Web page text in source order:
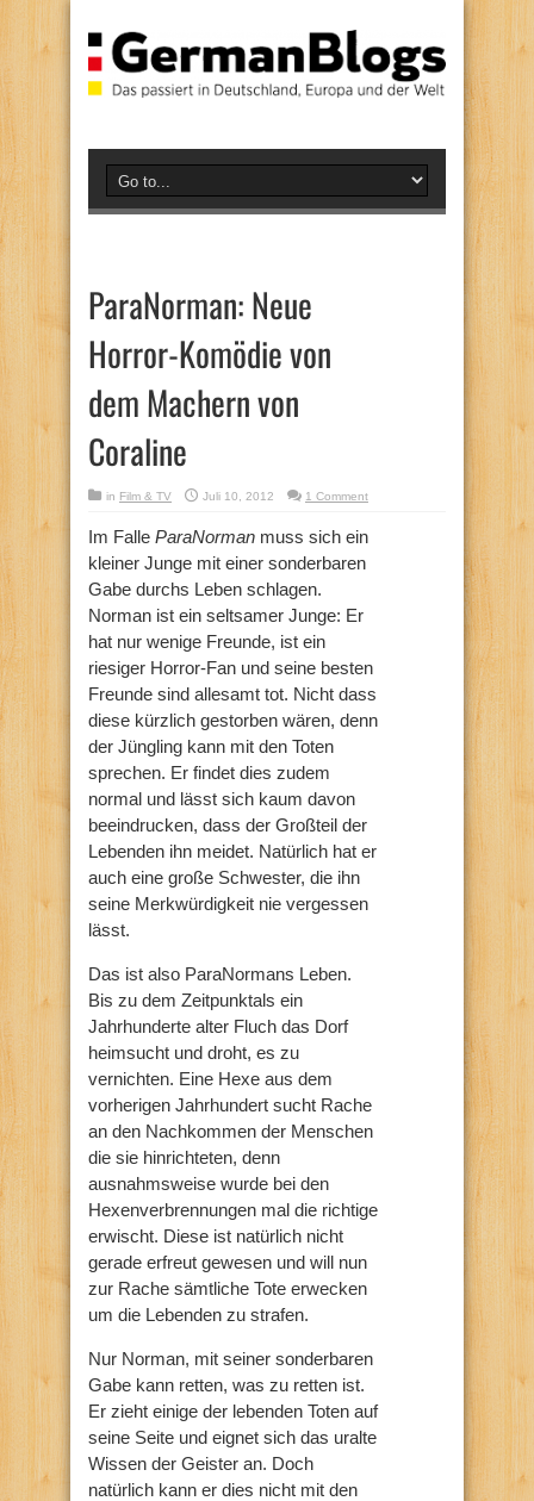
ParaNorman: Neue
Horror-Komödie von
dem Machern von
Coraline
in Film & TV Juli 10, 2012 1 Comment
Im Falle ParaNorman muss sich ein
kleiner Junge mit einer sonderbaren
Gabe durchs Leben schlagen.
Norman ist ein seltsamer Junge: Er
hat nur wenige Freunde, ist ein
riesiger Horror-Fan und seine besten
Freunde sind allesamt tot. Nicht dass
diese kürzlich gestorben wären, denn
der Jüngling kann mit den Toten
sprechen. Er findet dies zudem
normal und lässt sich kaum davon
beeindrucken, dass der Großteil der
Lebenden ihn meidet. Natürlich hat er
auch eine große Schwester, die ihn
seine Merkwürdigkeit nie vergessen
lässt.
Das ist also ParaNormans Leben.
Bis zu dem Zeitpunktals ein
Jahrhunderte alter Fluch das Dorf
heimsucht und droht, es zu
vernichten. Eine Hexe aus dem
vorherigen Jahrhundert sucht Rache
an den Nachkommen der Menschen
die sie hinrichteten, denn
ausnahmsweise wurde bei den
Hexenverbrennungen mal die richtige
erwischt. Diese ist natürlich nicht
gerade erfreut gewesen und will nun
zur Rache sämtliche Tote erwecken
um die Lebenden zu strafen.
Nur Norman, mit seiner sonderbaren
Gabe kann retten, was zu retten ist.
Er zieht einige der lebenden Toten auf
seine Seite und eignet sich das uralte
Wissen der Geister an. Doch
natürlich kann er dies nicht mit den